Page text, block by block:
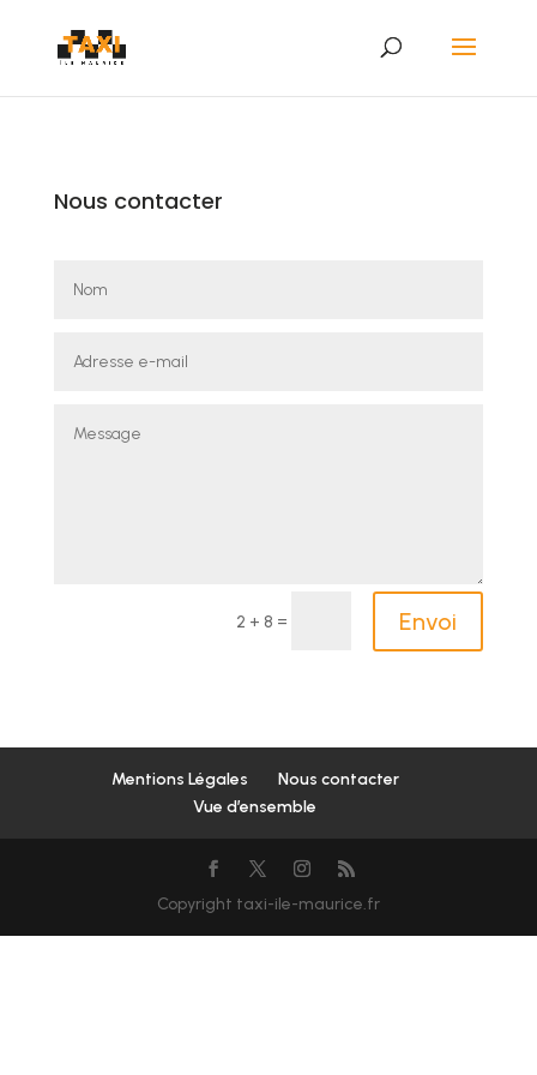
Nous contacter
2 + 8 = Envoi
Mentions Légales
Nous contacter
Vue d’ensemble
Copyright taxi-ile-maurice.fr